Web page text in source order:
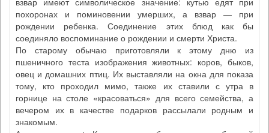
похоронах и поминовении умерших, а взвар — при
рождении ребенка. Соединение этих блюд как бы
соединяло воспоминание о рождении и смерти Христа.
По старому обычаю приготовляли к этому дню из
пшеничного теста изображения животных: коров, быков,
овец и домашних птиц. Их выставляли на окна для показа
тому, кто проходил мимо, также их ставили с утра в
горнице на столе «красоваться» для всего семейства, а
вечером их в качестве подарков рассылали родным и
знакомым.